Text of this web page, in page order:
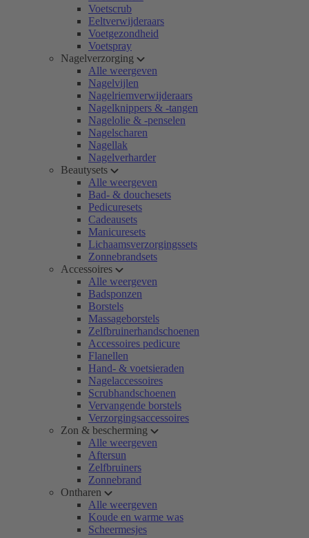
Voetscrub
Eeltverwijderaars
Voetgezondheid
Voetspray
Nagelverzorging
Alle weergeven
Nagelvijlen
Nagelriemverwijderaars
Nagelknippers & -tangen
Nagelolie & -penselen
Nagelscharen
Nagellak
Nagelverharder
Beautysets
Alle weergeven
Bad- & douchesets
Pedicuresets
Cadeausets
Manicuresets
Lichaamsverzorgingssets
Zonnebrandsets
Accessoires
Alle weergeven
Badsponzen
Borstels
Massageborstels
Zelfbruinerhandschoenen
Accessoires pedicure
Flanellen
Hand- & voetsieraden
Nagelaccessoires
Scrubhandschoenen
Vervangende borstels
Verzorgingsaccessoires
Zon & bescherming
Alle weergeven
Aftersun
Zelfbruiners
Zonnebrand
Ontharen
Alle weergeven
Koude en warme was
Scheermesjes